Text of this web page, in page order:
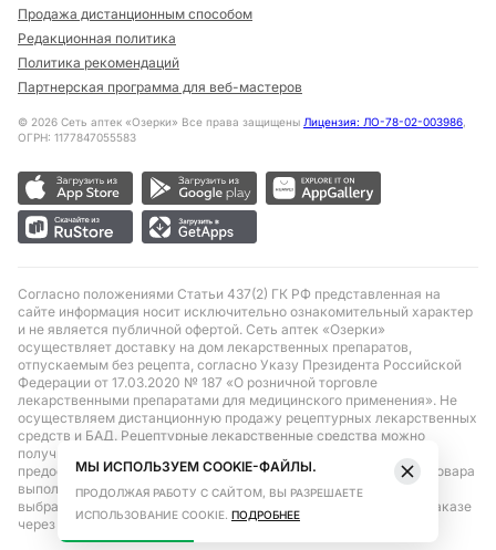
Продажа дистанционным способом
Редакционная политика
Политика рекомендаций
Партнерская программа для веб-мастеров
© 2026 Сеть аптек «Озерки» Все права защищены Лицензия: ЛО-78-02-003986,
ОГРН: 1177847055583
Согласно положениями Статьи 437(2) ГК РФ представленная на
сайте информация носит исключительно ознакомительный характер
и не является публичной офертой. Сеть аптек «Озерки»
осуществляет доставку на дом лекарственных препаратов,
отпускаемым без рецепта, согласно Указу Президента Российской
Федерации от 17.03.2020 № 187 «О розничной торговле
лекарственными препаратами для медицинского применения». Не
осуществляем дистанционную продажу рецептурных лекарственных
средств и БАД. Рецептурные лекарственные средства можно
получить только при помощи самовывоза в аптеке при
предоставлении рецепта, выписанного врачом. Бронирование товара
выполняется при условиях последующего выкупа заказа в
выбранном аптечном пункте. Цена действительна только при заказе
через сайт.
МЫ ИСПОЛЬЗУЕМ COOKIE-ФАЙЛЫ.
ПРОДОЛЖАЯ РАБОТУ С САЙТОМ, ВЫ РАЗРЕШАЕТЕ
ИСПОЛЬЗОВАНИЕ COOKIE. ПОДРОБНЕЕ